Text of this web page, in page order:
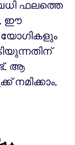
ഫലത്തെ
ഈ
ആ
നമിക്കാം.